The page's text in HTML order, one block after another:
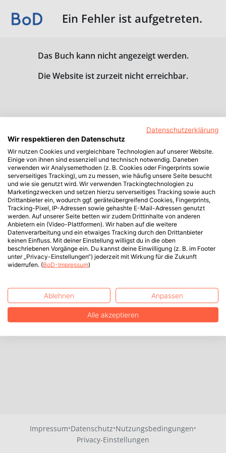
Ein Fehler ist aufgetreten.
Das Buch kann nicht angezeigt werden.
Die Website ist zurzeit nicht erreichbar.
Impressum·Datenschutz·Nutzungsbedingungen·
Privacy-Einstellungen
Datenschutzerklärung
Wir respektieren den Datenschutz
Wir nutzen Cookies und vergleichbare Technologien auf unserer Website.
Einige von ihnen sind essenziell und technisch notwendig. Daneben
verwenden wir Analysemethoden (z. B. Cookies oder Fingerprints sowie
serverseitiges Tracking), um zu messen, wie häufig unsere Seite besucht
und wie sie genutzt wird. Wir verwenden Trackingtechnologien zu
Marketingzwecken und setzen hierzu serverseitiges Tracking sowie auch
Drittanbieter ein, wodurch ggf. geräteübergreifend Cookies, Fingerprints,
Tracking-Pixel, IP-Adressen sowie gehashte E-Mail-Adressen genutzt
werden. Auf unserer Seite betten wir zudem Drittinhalte von anderen
Anbietern ein (Video-Plattformen). Wir haben auf die weitere
Datenverarbeitung und ein etwaiges Tracking durch den Drittanbieter
keinen Einfluss. Mit deiner Einstellung willigst du in die oben
beschriebenen Vorgänge ein. Du kannst deine Einwilligung (z. B. im Footer
unter „Privacy-Einstellungen“) jederzeit mit Wirkung für die Zukunft
widerrufen. (BoD-Impressum)
Ablehnen Anpassen
Alle akzeptieren